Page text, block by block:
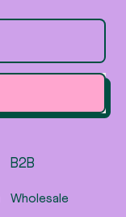
B2B
Wholesale